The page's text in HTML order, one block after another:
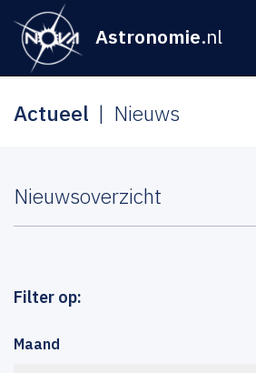
Astronomie.nl
Actueel Nieuws
Nieuwsoverzicht
Filter op:
Maand